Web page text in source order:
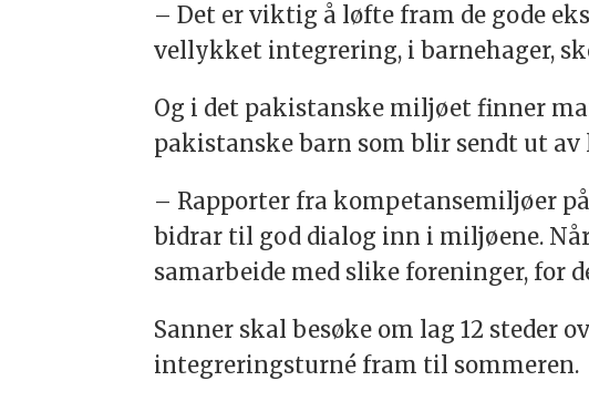
– Det er viktig å løfte fram de gode
vellykket integrering, i barnehager,
Og i det pakistanske miljøet finner
pakistanske barn som blir sendt ut av
– Rapporter fra kompetansemiljøer
bidrar til god dialog inn i miljøene.
samarbeide med slike foreninger, for
Sanner skal besøke om lag 12 steder
integreringsturné fram til sommeren.